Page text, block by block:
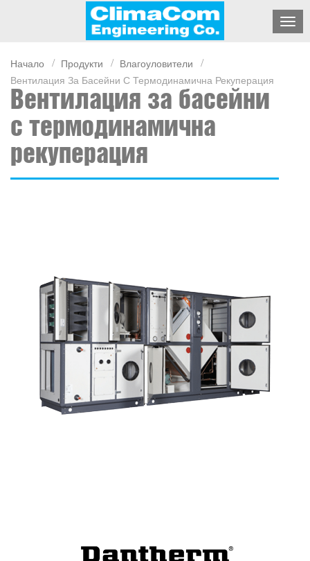
Начало Продукти
Влагоуловители
Вентилация За Басейни С Термодинамична Рекуперация
Вентилация за басейни
с термодинамична
рекуперация